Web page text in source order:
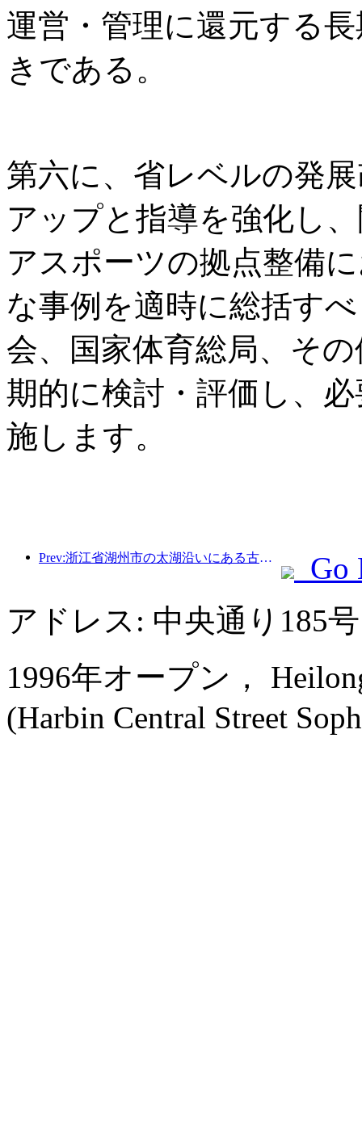
運営・管理に還元する
きである。
第六に、省レベルの発
アップと指導を強化し
アスポーツの拠点整備
な事例を適時に総括す
会、国家体育総局、そ
期的に検討・評価し、
施します。
Prev:浙江省湖州市の太湖沿いにある古い村落では、10億元近くの投資をかけて改修と改良が始まった。
Go
アドレス: 中央通り185
1996年オープン，
(Harbin Central Street